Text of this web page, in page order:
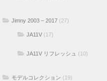
Jimny 2003 – 2017 (27)
JA11V (17)
JA11V リフレッシュ (10)
モデルコレクション (19)